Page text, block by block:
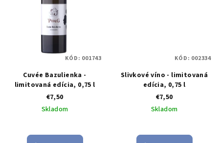
Cuvée Bazulienka -
limitovaná edícia, 0,75 l
€7,50
Skladom
hodnotenie
KÓD: 001743
Slivkové víno - limitovaná
edícia, 0,75 l
€7,50
Skladom
KÓD: 002334